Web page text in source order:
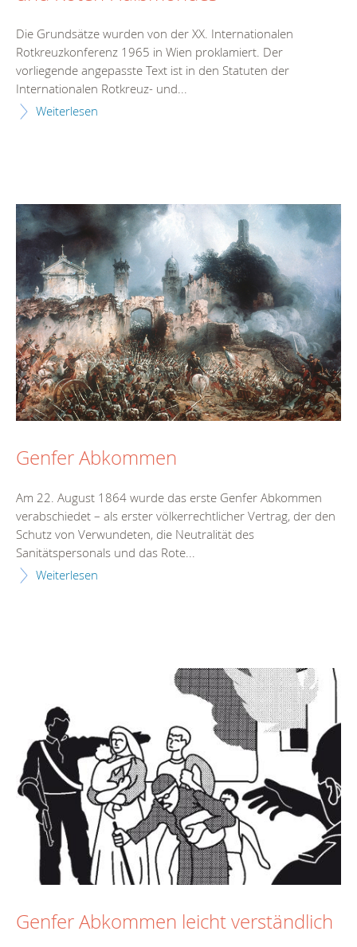
Die Grundsätze wurden von der XX. Internationalen
Rotkreuzkonferenz 1965 in Wien proklamiert. Der
vorliegende angepasste Text ist in den Statuten der
Internationalen Rotkreuz- und...
Weiterlesen
Genfer Abkommen
Am 22. August 1864 wurde das erste Genfer Abkommen
verabschiedet – als erster völkerrechtlicher Vertrag, der den
Schutz von Verwundeten, die Neutralität des
Sanitätspersonals und das Rote...
Weiterlesen
Genfer Abkommen leicht verständlich